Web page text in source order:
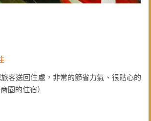
客送回住處，非常的節省力氣、很貼心的
圈的住宿）